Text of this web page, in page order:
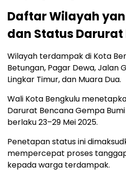
Daftar Wilayah
dan Status
Wilayah terdampak di Kota
Betungan, Pagar Dewa, Jalan
Lingkar Timur, dan Muara Dua.
Wali Kota Bengkulu
Darurat Bencana Gempa
berlaku 23–29 Mei 2025.
Penetapan status ini
mempercepat proses
kepada warga terdampak.